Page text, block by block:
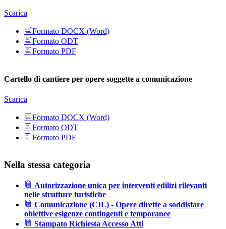
Scarica
Formato DOCX (Word)
Formato ODT
Formato PDF
Cartello di cantiere per opere soggette a comunicazione
Scarica
Formato DOCX (Word)
Formato ODT
Formato PDF
Nella stessa categoria
Autorizzazione unica per interventi edilizi rilevanti
nelle strutture turistiche
Comunicazione (CIL) - Opere dirette a soddisfare
obiettive esigenze contingenti e temporanee
Stampato Richiesta Accesso Atti